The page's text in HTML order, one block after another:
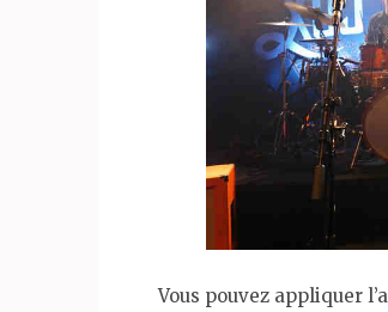
Vous pouvez appliquer